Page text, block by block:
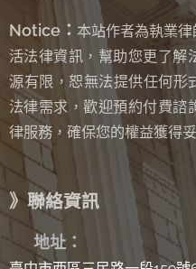
Notice： 本站作者為執業
活法律資訊，幫助您更了解
源有限，恕無法提供任何形
法律需求，歡迎預約付費諮
律服務，確保您的權益獲得
》聯絡資訊
地址：